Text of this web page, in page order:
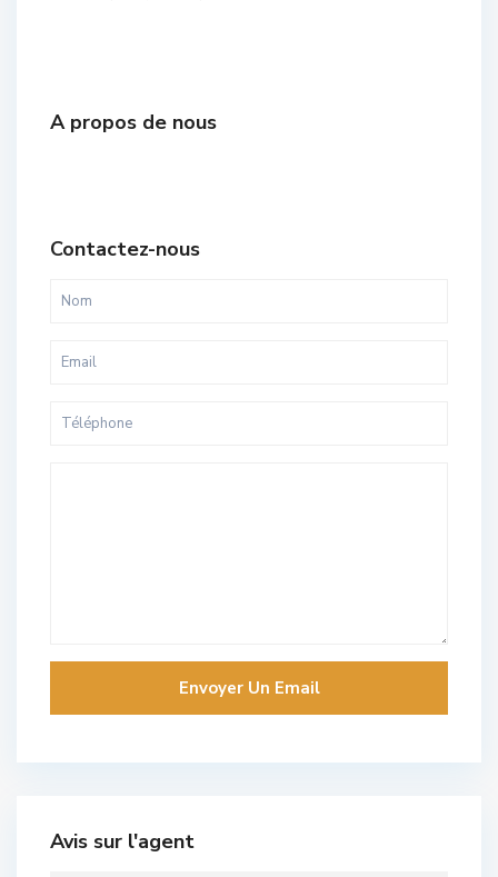
A propos de nous
Contactez-nous
Avis sur l'agent